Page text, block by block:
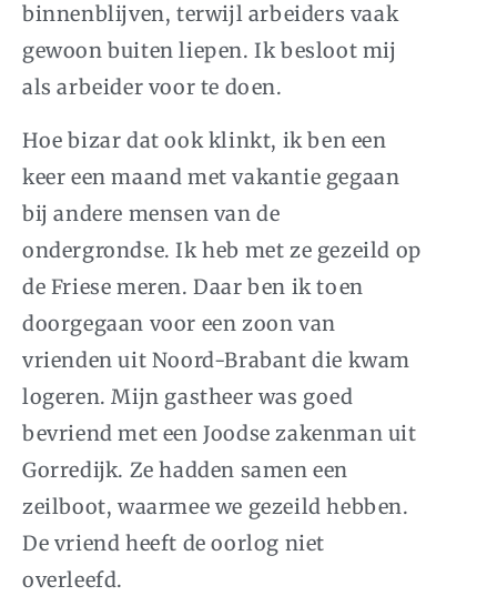
binnenblijven, terwijl arbeiders vaak
gewoon buiten liepen. Ik besloot mij
als arbeider voor te doen.
Hoe bizar dat ook klinkt, ik ben een
keer een maand met vakantie gegaan
bij andere mensen van de
ondergrondse. Ik heb met ze gezeild op
de Friese meren. Daar ben ik toen
doorgegaan voor een zoon van
vrienden uit Noord-Brabant die kwam
logeren. Mijn gastheer was goed
bevriend met een Joodse zakenman uit
Gorredijk. Ze hadden samen een
zeilboot, waarmee we gezeild hebben.
De vriend heeft de oorlog niet
overleefd.